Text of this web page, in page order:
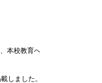
本校教育へのご理解とご協力
しました。